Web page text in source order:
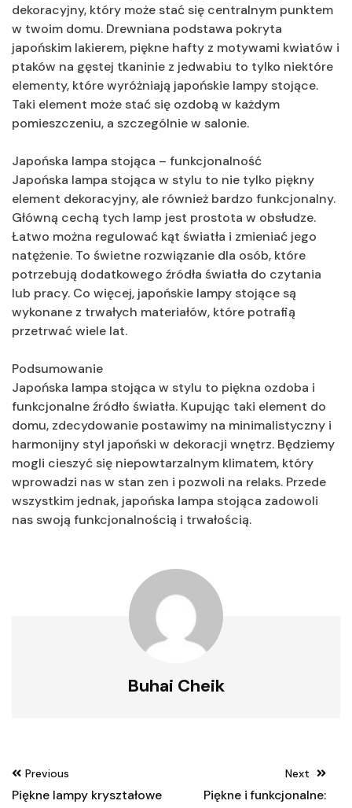
dekoracyjny, który może stać się centralnym punktem
w twoim domu. Drewniana podstawa pokryta
japońskim lakierem, piękne hafty z motywami kwiatów i
ptaków na gęstej tkaninie z jedwabiu to tylko niektóre
elementy, które wyróżniają japońskie lampy stojące.
Taki element może stać się ozdobą w każdym
pomieszczeniu, a szczególnie w salonie.
Japońska lampa stojąca – funkcjonalność
Japońska lampa stojąca w stylu to nie tylko piękny
element dekoracyjny, ale również bardzo funkcjonalny.
Główną cechą tych lamp jest prostota w obsłudze.
Łatwo można regulować kąt światła i zmieniać jego
natężenie. To świetne rozwiązanie dla osób, które
potrzebują dodatkowego źródła światła do czytania
lub pracy. Co więcej, japońskie lampy stojące są
wykonane z trwałych materiałów, które potrafią
przetrwać wiele lat.
Podsumowanie
Japońska lampa stojąca w stylu to piękna ozdoba i
funkcjonalne źródło światła. Kupując taki element do
domu, zdecydowanie postawimy na minimalistyczny i
harmonijny styl japoński w dekoracji wnętrz. Będziemy
mogli cieszyć się niepowtarzalnym klimatem, który
wprowadzi nas w stan zen i pozwoli na relaks. Przede
wszystkim jednak, japońska lampa stojąca zadowoli
nas swoją funkcjonalnością i trwałością.
Buhai Cheik
Nawigacja
wpisu
Previous
Piękne lampy kryształowe
Next
Piękne i funkcjonalne: